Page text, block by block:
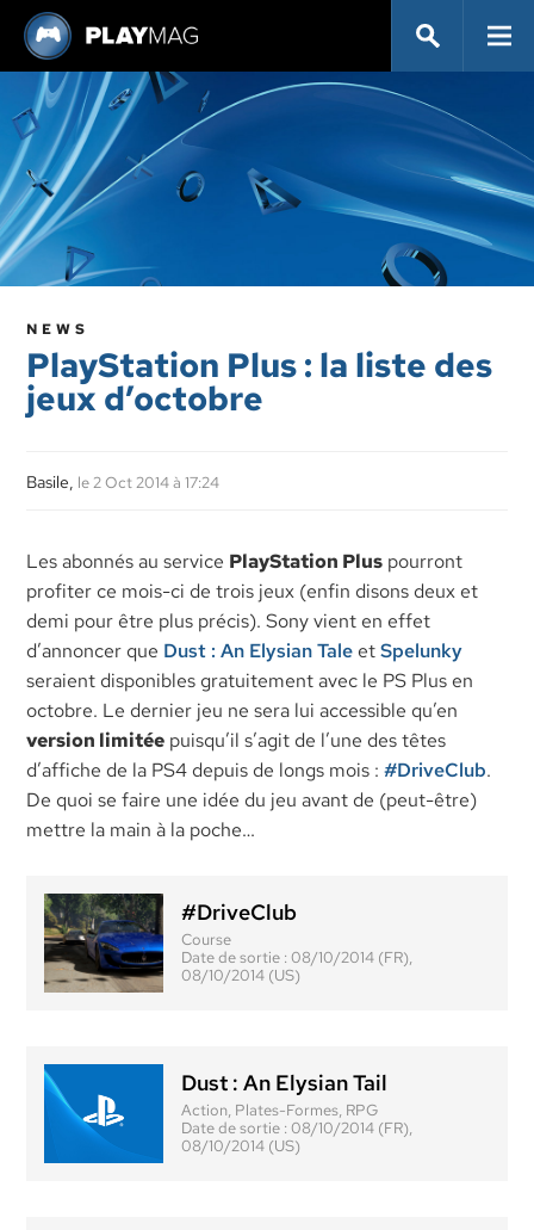
NEWS
PlayStation Plus : la liste des
jeux d’octobre
Basile, le 2 Oct 2014 à 17:24
Les abonnés au service PlayStation Plus pourront
profiter ce mois-ci de trois jeux (enfin disons deux et
demi pour être plus précis). Sony vient en effet
d’annoncer que Dust : An Elysian Tale etSpelunky
seraient disponibles gratuitement avec le PS Plus en
octobre. Le dernier jeu ne sera lui accessible qu’en
version limitée puisqu’il s’agit de l’une des têtes
d’affiche de la PS4 depuis de longs mois :#DriveClub.
De quoi se faire une idée du jeu avant de (peut-être)
mettre la main à la poche…
#DriveClub
Course
Date de sortie :08/10/2014 (FR),
08/10/2014 (US)
Dust : An Elysian Tail
Action, Plates-Formes, RPG
Date de sortie :08/10/2014 (FR),
08/10/2014 (US)